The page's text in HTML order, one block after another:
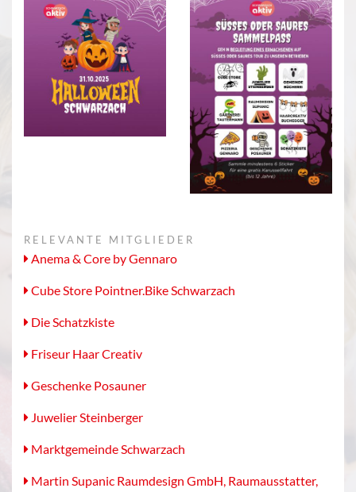
RELEVANTE MITGLIEDER
Anema & Core by Gennaro
Cube Store Pointner.Bike Schwarzach
Die Schatzkiste
Friseur Haar Creativ
Geschenke Posauner
Juwelier Steinberger
Marktgemeinde Schwarzach
Martin Supanic Raumdesign GmbH, Raumausstatter,